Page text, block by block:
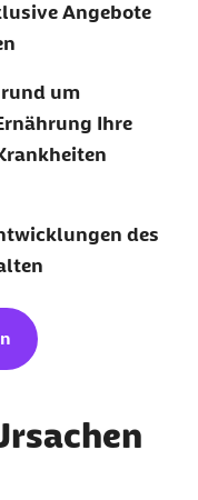
Angebote
um
Ihre
des